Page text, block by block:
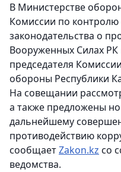
В Министерстве
Комиссии по
законодательства о
Вооруженных Силах РК
председателя
обороны Республики
На совещании
а также предложены
дальнейшему
противодействию
сообщаетZakon.kz со
ведомства.